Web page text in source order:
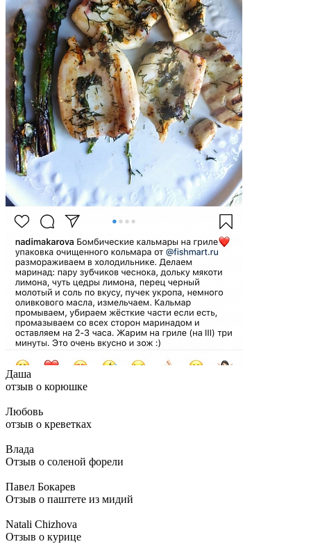
Даша
отзыв о корюшке
Любовь
отзыв о креветках
Влада
Отзыв о соленой форели
Павел Бокарев
Отзыв о паштете из мидий
Natali Chizhova
Отзыв о курице